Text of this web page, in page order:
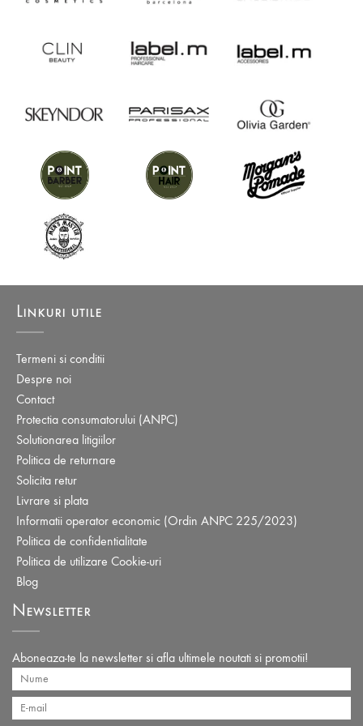
de marimea unei monede. Distribuiti pe lungime si varfuri. Lasati sa
Linkuri utile
Termeni si conditii
Despre noi
Contact
Protectia consumatorului (ANPC)
Solutionarea litigiilor
Politica de returnare
Solicita retur
Livrare si plata
Informatii operator economic (Ordin ANPC 225/2023)
Politica de confidentialitate
Politica de utilizare Cookie-uri
Blog
Newsletter
Aboneaza-te la newsletter si afla ultimele noutati si promotii!